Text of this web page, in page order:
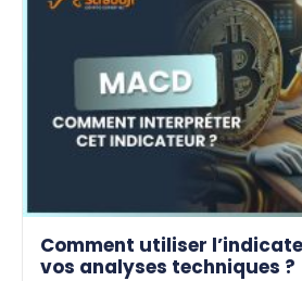
Comment utiliser
vos analyses techniques ?